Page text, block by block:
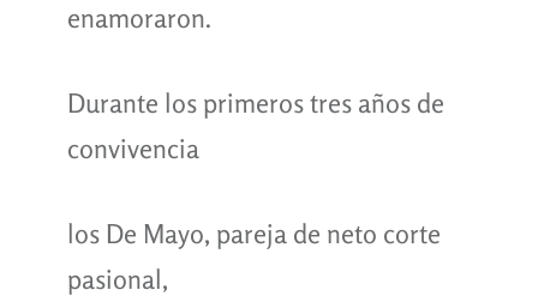
enamoraron.
Durante los primeros tres años de
convivencia
los De Mayo, pareja de neto corte
pasional,